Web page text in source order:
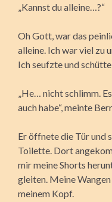
„Kannst du alleine…?“
Oh Gott, war das
alleine. Ich war viel zu
Ich seufzte und
„He… nicht schlimm.
auch habe“, meinte
Er öffnete die Tür und
Toilette. Dort
mir meine Shorts
gleiten. Meine
meinem Kopf.